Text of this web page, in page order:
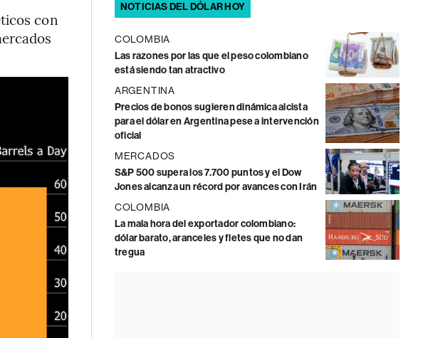
con
NOTICIAS DEL DÓLAR HOY
COLOMBIA
Las razones por las que el peso colombiano
está siendo tan atractivo
ARGENTINA
Precios de bonos sugieren dinámica alcista
para el dólar en Argentina pese a intervención
oficial
MERCADOS
S&P 500 supera los 7.700 puntos y el Dow
Jones alcanza un récord por avances con Irán
COLOMBIA
La mala hora del exportador colombiano:
dólar barato, aranceles y fletes que no dan
tregua